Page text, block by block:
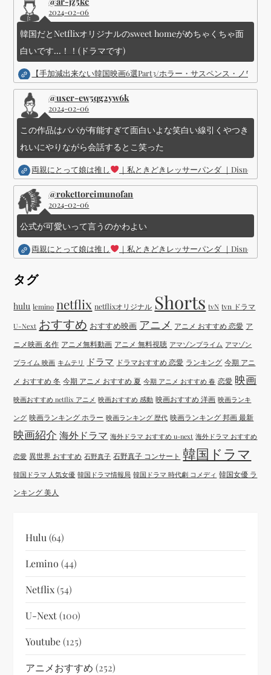
2024-02-06
韓国だとNetflixオリジナルのsweet homeがめちゃくちゃ面
白いです...！！(ドラマです)
【手加減出来ない韓国映画6選Part3/ホラー・サスペンス・ノワー
@user-ew5qg2yw6k
2024-02-06
この作品はパパが有能すぎて面白いよな笑白い線引くやつき
れいにやりながら会話するとこ笑った
両親にとって娘は推し ｜私ときどきレッサーパンダ ｜Disney (
@rokettoreimunofan
2024-02-06
公式が可愛いって言うのかわよい
両親にとって娘は推し ｜私ときどきレッサーパンダ ｜Disney (
タグ
hulu lemino netflix netflixオリジナル Shorts tvN tvn ドラマ
U-Next おすすめ おすすめ映画 アニメ アニメ おすすめ 恋愛 ア
ニメ映画 名作 アニメ無料動画 アニメ 無料視聴 アマゾンプライム アマゾン
プライム 映画 キムテリ ドラマ ドラマおすすめ 恋愛 ランキング 今期 アニ
メ おすすめ 冬 今期 アニメ おすすめ 夏 今期 アニメ おすすめ 春 恋愛 映画
映画おすすめ netflix アニメ 映画おすすめ 感動 映画おすすめ 洋画 映画ランキ
ング 映画ランキング ホラー 映画ランキング 歴代 映画ランキング 邦画 最新
映画紹介 海外ドラマ 海外ドラマ おすすめ u-next 海外ドラマ おすすめ
恋愛 異世界 おすすめ 石野真子 石野真子 コンサート 韓国ドラマ
韓国ドラマ 人気女優 韓国ドラマ情報局 韓国ドラマ 時代劇 コメディ 韓国女優 ラ
ンキング 美人
Hulu (64)
Lemino (44)
Netflix(54)
U-Next(100)
Youtube(125)
アニメおすすめ (252)